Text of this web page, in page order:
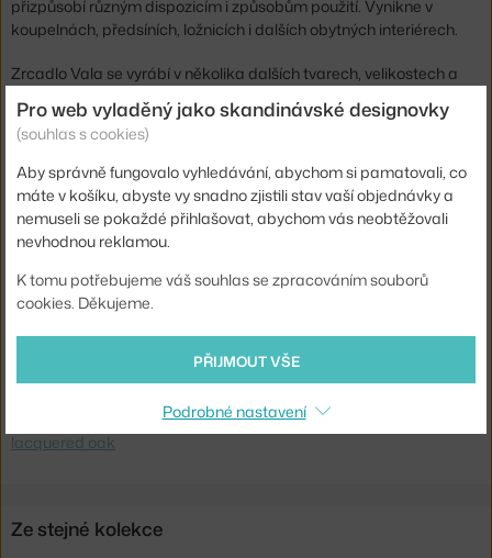
přizpůsobí různým dispozicím i způsobům použití. Vynikne v
koupelnách, předsíních, ložnicích i dalších obytných interiérech.
Zrcadlo Vala se vyrábí v několika dalších tvarech, velikostech a
Výška:
160 cm
Hloubka:
4,4 cm
Šířka:
40 cm
Barva:
světlé dřevo
Materiál:
sklo, dubová dýha
Ste zo Slovenska? Prejdite naZrkadlo Vala 160x40 cm, lacquered
Shopping from the EU? Switch toVala Mirror 160x40 cm,
lacquered oak
Ze stejné kolekce
Pro web vyladěný jako skandinávské designovky
(souhlas s cookies)
Aby správně fungovalo vyhledávání, abychom si pamatovali, co
máte v košíku, abyste vy snadno zjistili stav vaší objednávky a
nemuseli se pokaždé přihlašovat, abychom vás neobtěžovali
nevhodnou reklamou.
K tomu potřebujeme váš souhlas se zpracováním souborů
cookies. Děkujeme.
PŘIJMOUT VŠE
Podrobné nastavení